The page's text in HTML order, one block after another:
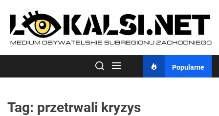
content
Popularne
Tag: przetrwali kryzys